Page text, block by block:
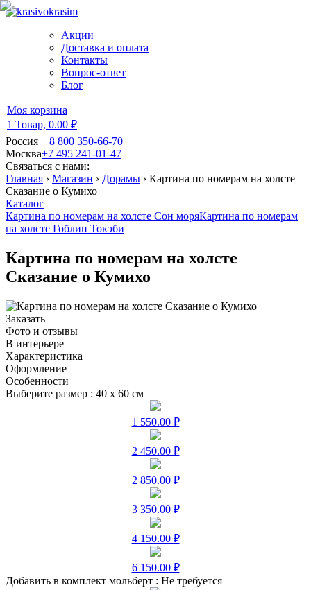
Акции
Доставка и оплата
Контакты
Вопрос-ответ
Блог
Моя корзина
1 Товар, 0.00 ₽
Россия
8 800 350-66-70
Москва+7 495 241-01-47
Связаться с нами:
Главная › Магазин › Дорамы › Картина по номерам на холсте
Сказание о Кумихо
Каталог
Картина по номерам на холсте Сон моряКартина по номерам
на холсте Гоблин Токэби
Картина по номерам на холсте
Сказание о Кумихо
Заказать
Фото и отзывы
В интерьере
Характеристика
Оформление
Особенности
Выберите размер : 40 х 60 см
1 550.00 ₽
2 450.00 ₽
2 850.00 ₽
3 350.00 ₽
4 150.00 ₽
6 150.00 ₽
Добавить в комплект мольберт : Не требуется